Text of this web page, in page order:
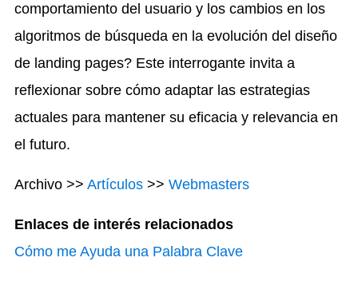
comportamiento del usuario y los cambios en los
algoritmos de búsqueda en la evolución del diseño
de landing pages? Este interrogante invita a
reflexionar sobre cómo adaptar las estrategias
actuales para mantener su eficacia y relevancia en
el futuro.
Archivo >> Artículos>> Webmasters
Enlaces de interés relacionados
Cómo me Ayuda una Palabra Clave